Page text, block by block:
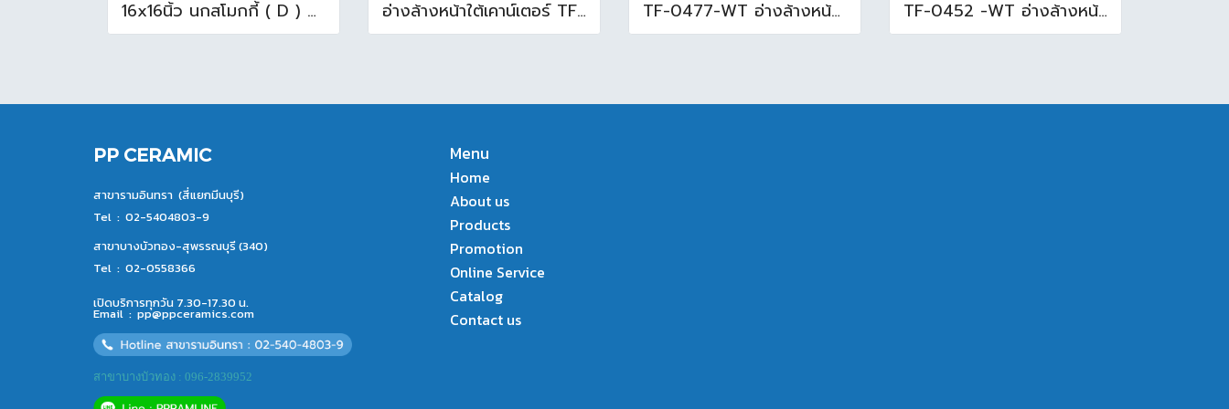
16x16นิ้ว นกสโมกกี้ ( D ) A (Pack6) อ่างล้างหน้าใต้เคาน์เตอร์ TF-0458 สีขาว TF-0477-WT อ่างล้างหน้าบนเคาน์เตอร์ สีขาว TF-0452 -WT อ่างล้างหน้าบนเคาน์เตอร์ สีขาว
PP CERAMIC
สาขารามอินทรา (สี่แยกมีนบุรี)
Tel : 02-5404803-9
สาขาบางบัวทอง-สุพรรณบุรี (340)
Tel : 02-0558366
เปิดบริการทุกวัน 7.30-17.30 น.
Email : pp@ppceramics.com
สาขาบางบัวทอง : 096-2839952
Menu
Home
About us
Products
Promotion
Online Service
Catalog
Contact us